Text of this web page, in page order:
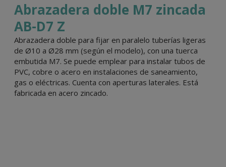
Abrazadera doble M7 zincada
AB-D7 Z
Abrazadera doble para fijar en paralelo tuberías ligeras
de Ø10 a Ø28 mm (según el modelo), con una tuerca
embutida M7. Se puede emplear para instalar tubos de
PVC, cobre o acero en instalaciones de saneamiento,
gas o eléctricas. Cuenta con aperturas laterales. Está
fabricada en acero zincado.